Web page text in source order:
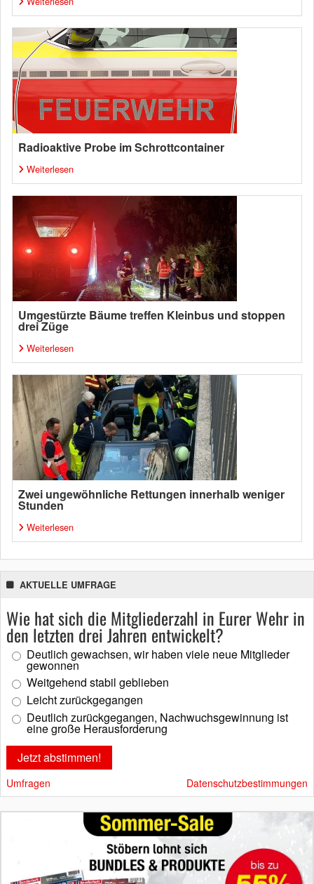
Radioaktive Probe im Schrottcontainer
Weiterlesen
Umgestürzte Bäume treffen Kleinbus und stoppen
drei Züge
Weiterlesen
Zwei ungewöhnliche Rettungen innerhalb weniger
Stunden
Weiterlesen
AKTUELLE UMFRAGE
Wie hat sich die Mitgliederzahl in Eurer Wehr in
den letzten drei Jahren entwickelt?
Deutlich gewachsen, wir haben viele neue Mitglieder
gewonnen
Weitgehend stabil geblieben
Leicht zurückgegangen
Deutlich zurückgegangen, Nachwuchsgewinnung ist
eine große Herausforderung
Umfragen Datenschutzbestimmungen